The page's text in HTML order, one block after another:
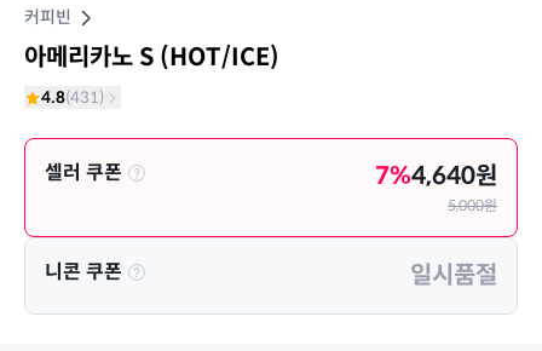
커피빈
아메리카노 S (HOT/ICE)
4.8(431)
셀러 쿠폰 7%4,640원
5,000원
니콘 쿠폰 일시품절